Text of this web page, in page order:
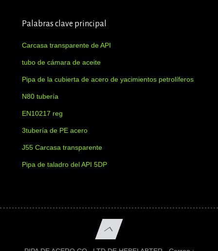
Palabras clave principal
Carcasa transparente de API
tubo de cámara de aceite
Pipa de la cubierta de acero de yacimientos petrolíferos
N80 tubería
EN10217 reg
3tubería de PE acero
J55 Carcasa transparente
Pipa de taladro del API 5DP